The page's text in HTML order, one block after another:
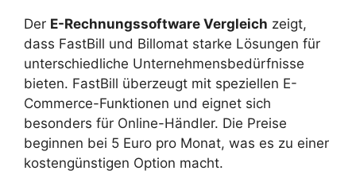
Der E-Rechnungssoftware Vergleich zeigt,
dass FastBill und Billomat starke Lösungen für
unterschiedliche Unternehmensbedürfnisse
bieten. FastBill überzeugt mit speziellen E-
Commerce-Funktionen und eignet sich
besonders für Online-Händler. Die Preise
beginnen bei 5 Euro pro Monat, was es zu einer
kostengünstigen Option macht.